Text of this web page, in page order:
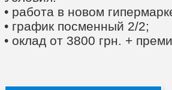
• работа в новом
• график посменный 2/2;
• оклад от 3800 грн. +